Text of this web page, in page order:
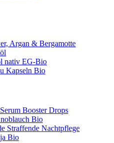
Argan & Bergamotte
nativ EG-Bio
Kapseln Bio
Booster Drops
Bio
Straffende Nachtpflege
Bio